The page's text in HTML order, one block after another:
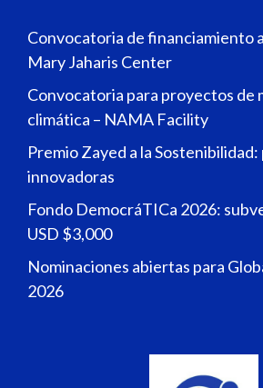
Convocatoria de financiamiento
Mary Jaharis Center
Convocatoria para proyectos de
climática – NAMA Facility
Premio Zayed a la
innovadoras
Fondo DemocráTICa 2026:
USD $3,000
Nominaciones abiertas para
2026